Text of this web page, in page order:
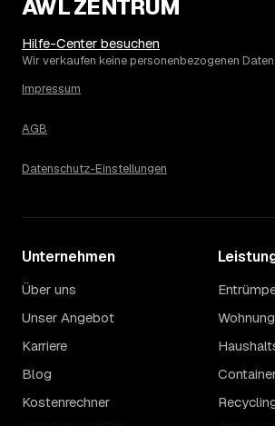
AWL ZENTRUM
Hilfe-Center besuchen
Wir verkaufen keine personenbezogenen Daten
Impressum
AGB
Datenschutz-Einstellungen
Unternehmen
Über uns
Unser Angebot
Karriere
Blog
Kostenrechner